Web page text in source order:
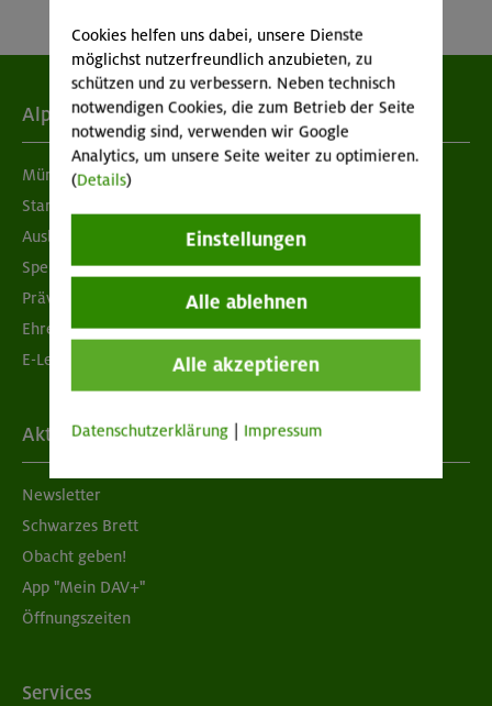
Alpenverein
München & Oberland
Standorte
Ausbildung & Jobs
Spenden
Prävention sexualisierter Gewalt
Ehrenamtsbörse
E-Learning
Aktuelles
Newsletter
Schwarzes Brett
Obacht geben!
App "Mein DAV+"
Öffnungszeiten
Services
Cookies helfen uns dabei, unsere Dienste
möglichst nutzerfreundlich anzubieten, zu
schützen und zu verbessern. Neben technisch
notwendigen Cookies, die zum Betrieb der Seite
notwendig sind, verwenden wir Google
Analytics, um unsere Seite weiter zu optimieren.
(Details)
Einstellungen
Alle ablehnen
Alle akzeptieren
Datenschutzerklärung Impressum